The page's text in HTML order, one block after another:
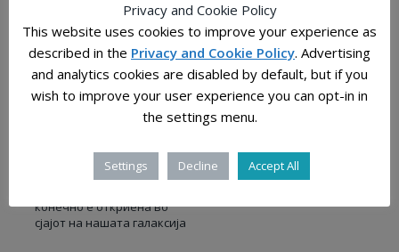
ПОВРЗАНИ ПОСТОВИ
конечно е откриена во
сјајот на нашата галаксија
Privacy and Cookie Policy
This website uses cookies to improve your experience as
described in the Privacy and Cookie Policy. Advertising
and analytics cookies are disabled by default, but if you
wish to improve your user experience you can opt-in in
the settings menu.
Settings Decline Accept All